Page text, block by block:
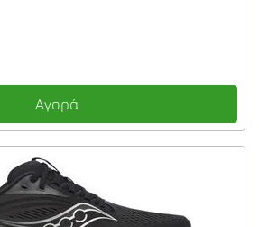
Αγορά